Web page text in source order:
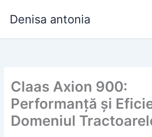
Denisa antonia
Claas Axion 900:
Performanță și
Domeniul